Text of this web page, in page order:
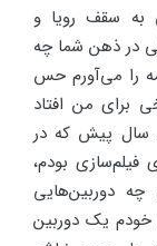
به سقف رویا و
در ذهن شما چه
را می‌آورم حس
برای من افتاد
سال پیش که در
فیلم‌سازی بودم،
چه دوربین‌هایی
خودم یک دوربین